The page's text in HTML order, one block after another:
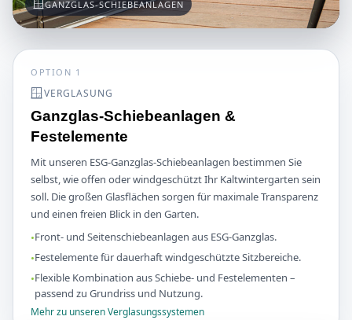
🪟GANZGLAS-SCHIEBEANLAGEN
OPTION 1
🪟VERGLASUNG
Ganzglas-Schiebeanlagen &
Festelemente
Mit unseren ESG-Ganzglas-Schiebeanlagen bestimmen Sie
selbst, wie offen oder windgeschützt Ihr Kaltwintergarten sein
soll. Die großen Glasflächen sorgen für maximale Transparenz
und einen freien Blick in den Garten.
Front- und Seitenschiebeanlagen aus ESG-Ganzglas.
Festelemente für dauerhaft windgeschützte Sitzbereiche.
Flexible Kombination aus Schiebe- und Festelementen –
passend zu Grundriss und Nutzung.
Mehr zu unseren Verglasungssystemen